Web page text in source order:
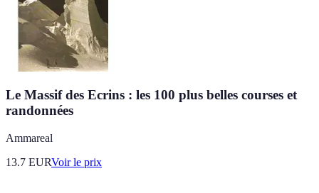
Le Massif des Ecrins : les 100 plus belles courses et
randonnées
Ammareal
13.7 EURVoir le prix